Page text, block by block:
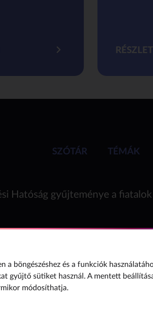
SZÓTÁR TÉMÁK
Hatóság gyűjteménye a
a böngészéshez és a funkciók
gyűjtő sütiket használ. A mentett
módosíthatja.